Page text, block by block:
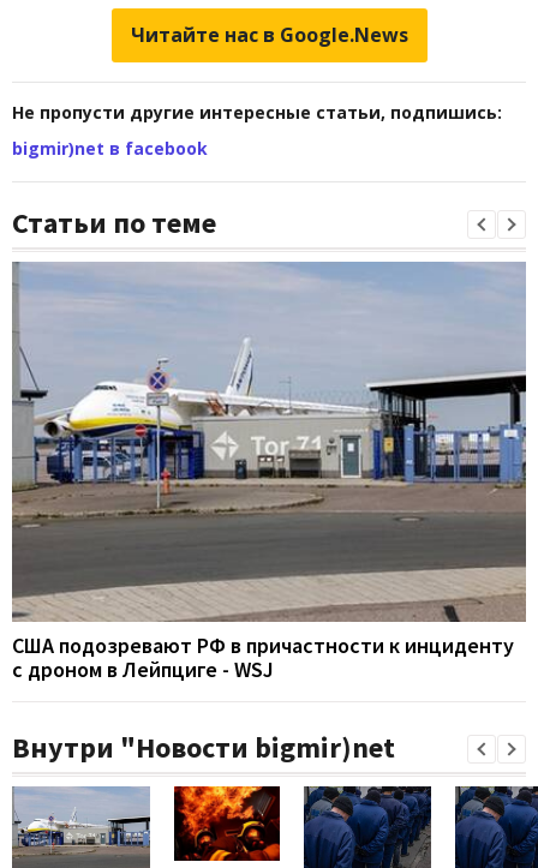
Читайте нас в Google.News
Не пропусти другие интересные статьи, подпишись:
bigmir)net в facebook
Статьи по теме
США подозревают РФ в причастности к инциденту
с дроном в Лейпциге - WSJ
Внутри "Новости bigmir)net